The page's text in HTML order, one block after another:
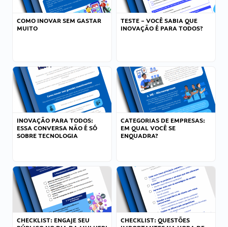
COMO INOVAR SEM GASTAR
MUITO
TESTE – VOCÊ SABIA QUE
INOVAÇÃO É PARA TODOS?
INOVAÇÃO PARA TODOS:
ESSA CONVERSA NÃO É SÓ
SOBRE TECNOLOGIA
CATEGORIAS DE EMPRESAS:
EM QUAL VOCÊ SE
ENQUADRA?
CHECKLIST: ENGAJE SEU
CHECKLIST: QUESTÕES